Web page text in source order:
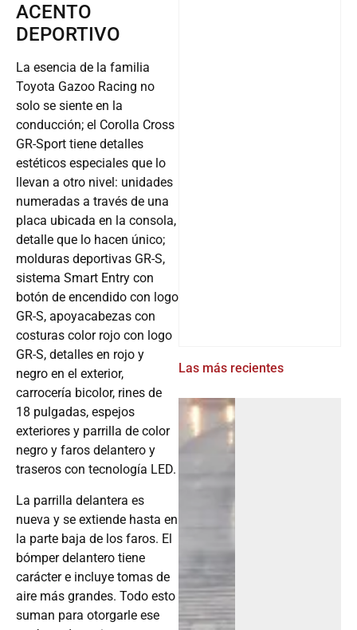
ACENTO
DEPORTIVO
La esencia de la familia
Toyota Gazoo Racing no
solo se siente en la
conducción; el Corolla Cross
GR-Sport tiene detalles
estéticos especiales que lo
llevan a otro nivel: unidades
numeradas a través de una
placa ubicada en la consola,
detalle que lo hacen único;
molduras deportivas GR-S,
sistema Smart Entry con
botón de encendido con logo
GR-S, apoyacabezas con
costuras color rojo con logo
GR-S, detalles en rojo y
negro en el exterior,
carrocería bicolor, rines de
18 pulgadas, espejos
exteriores y parrilla de color
negro y faros delantero y
traseros con tecnología LED.
La parrilla delantera es
nueva y se extiende hasta en
la parte baja de los faros. El
bómper delantero tiene
carácter e incluye tomas de
aire más grandes. Todo esto
suman para otorgarle ese
Las más recientes